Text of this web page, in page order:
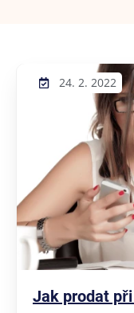
24. 2. 2022
Jak prodat